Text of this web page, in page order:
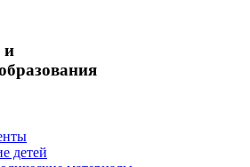
и
детей